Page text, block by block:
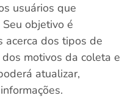
usuários que
objetivo é
acerca dos tipos de
motivos da coleta e
atualizar,